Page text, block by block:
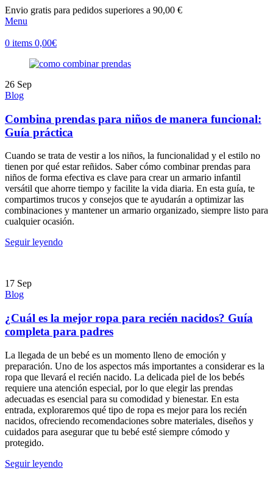
Envio gratis para pedidos superiores a 90,00 €
Menu
0 items 0,00€
26 Sep
Blog
Combina prendas para niños de manera funcional:
Guía práctica
Cuando se trata de vestir a los niños, la funcionalidad y el estilo no
tienen por qué estar reñidos. Saber cómo combinar prendas para
niños de forma efectiva es clave para crear un armario infantil
versátil que ahorre tiempo y facilite la vida diaria. En esta guía, te
compartimos trucos y consejos que te ayudarán a optimizar las
combinaciones y mantener un armario organizado, siempre listo para
cualquier ocasión.
Seguir leyendo
17 Sep
Blog
¿Cuál es la mejor ropa para recién nacidos? Guía
completa para padres
La llegada de un bebé es un momento lleno de emoción y
preparación. Uno de los aspectos más importantes a considerar es la
ropa que llevará el recién nacido. La delicada piel de los bebés
requiere una atención especial, por lo que elegir las prendas
adecuadas es esencial para su comodidad y bienestar. En esta
entrada, exploraremos qué tipo de ropa es mejor para los recién
nacidos, ofreciendo recomendaciones sobre materiales, diseños y
cuidados para asegurar que tu bebé esté siempre cómodo y
protegido.
Seguir leyendo